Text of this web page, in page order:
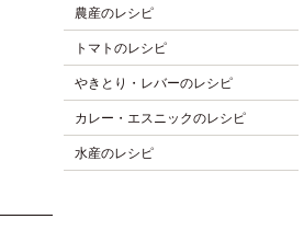
農産のレシピ
トマトのレシピ
やきとり・レバーのレシピ
カレー・エスニックのレシピ
水産のレシピ